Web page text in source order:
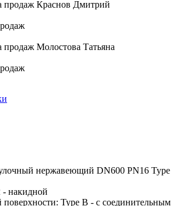
нержавеющий DN600 PN16 Type
- накидной
Type B - с соединительным